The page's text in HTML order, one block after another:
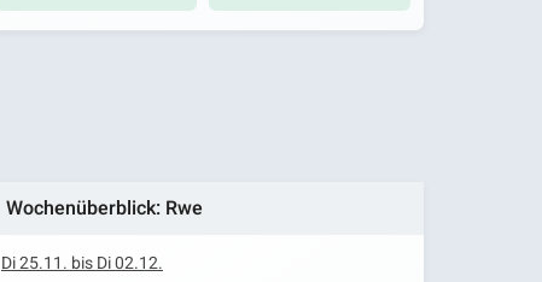
Wochenüberblick: Rwe
Di 25.11. bis Di 02.12.